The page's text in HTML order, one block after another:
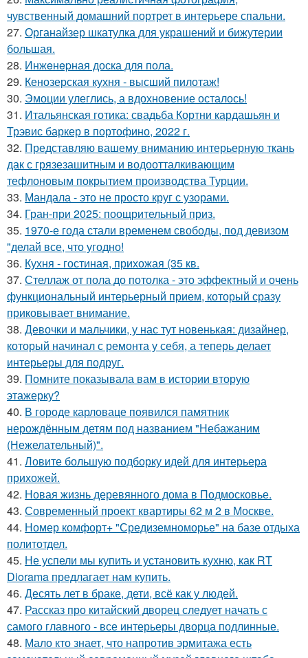
чувственный домашний портрет в интерьере спальни.
27. Органайзер шкатулка для украшений и бижутерии
большая.
28. Инжeнepная доска для пола.
29. Кенозерская кухня - высший пилотаж!
30. Эмоции улеглись, а вдохновение осталось!
31. Итальянская готика: свадьба Кортни кардашьян и
Трэвис баркер в портофино, 2022 г.
32. Представляю вашему вниманию интерьерную ткань
дак с грязезашитным и водоотталкивающим
тефлоновым покрытием производства Турции.
33. Мандала - это не просто круг с узорами.
34. Гран-при 2025: поощрительный приз.
35. 1970-е года стали временем свободы, под девизом
"делай все, что угодно!
36. Кухня - гостиная, прихожая (35 кв.
37. Стеллаж от пола до потолка - это эффектный и очень
функциональный интерьерный прием, который сразу
приковывает внимание.
38. Девочки и мальчики, у нас тут новенькая: дизайнер,
который начинал с ремонта у себя, а теперь делает
интерьеры для подруг.
39. Помните показывала вам в истории вторую
этажерку?
40. В городе карловаце появился памятник
нерождённым детям под названием "Небажаним
(Нежелательный)".
41. Ловите большую подборку идей для интерьера
прихожей.
42. Новая жизнь деревянного дома в Подмосковье.
43. Современный проект квартиры 62 м 2 в Москве.
44. Номер комфорт+ "Средиземноморье" на базе отдыха
политотдел.
45. Не успели мы купить и установить кухню, как RT
Diorama предлагает нам купить.
46. Десять лет в браке, дети, всё как у людей.
47. Рассказ про китайский дворец следует начать с
самого главного - все интерьеры дворца подлинные.
48. Мало кто знает, что напротив эрмитажа есть